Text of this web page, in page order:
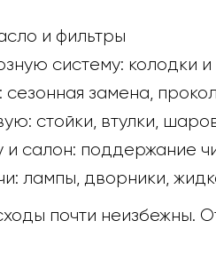
и фильтры
систему: колодки и
замена,
стойки, втулки,
и салон: поддержание
лампы, дворники,
почти неизбежны.